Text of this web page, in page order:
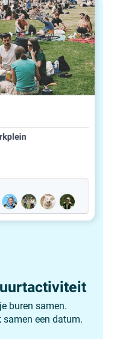
buren samen.
samen een datum.